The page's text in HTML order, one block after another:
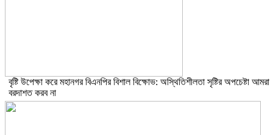
বৃষ্টি উপেক্ষা করে মহানগর বিএনপির বিশাল বিক্ষোভ: অস্থিতিশীলতা সৃষ্টির অপচেষ্টা আমরা
বরদাশত করব না